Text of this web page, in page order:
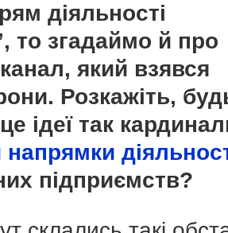
діяльності
то згадаймо й про
який взявся
Розкажіть,
ідеї так
підприємств?